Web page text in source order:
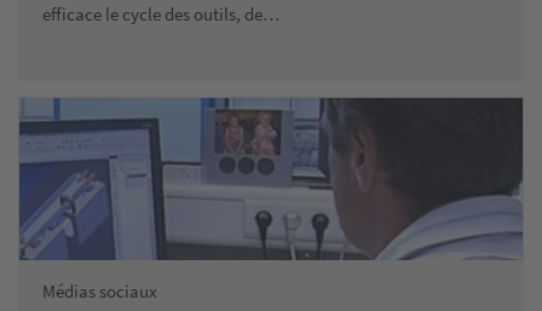
efficace le cycle des outils, de…
Médias sociaux